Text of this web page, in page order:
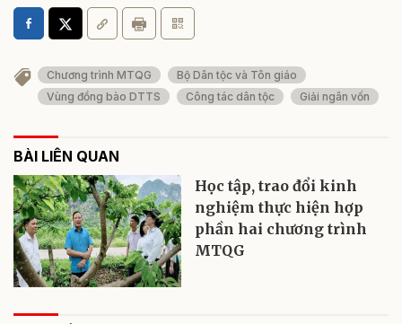
Chương trình MTQG
Bộ Dân tộc và Tôn giáo
Vùng đồng bào DTTS
Công tác dân tộc Giải ngân vốn
BÀI LIÊN QUAN
Học tập, trao đổi kinh
nghiệm thực hiện hợp
phần hai chương trình
MTQG